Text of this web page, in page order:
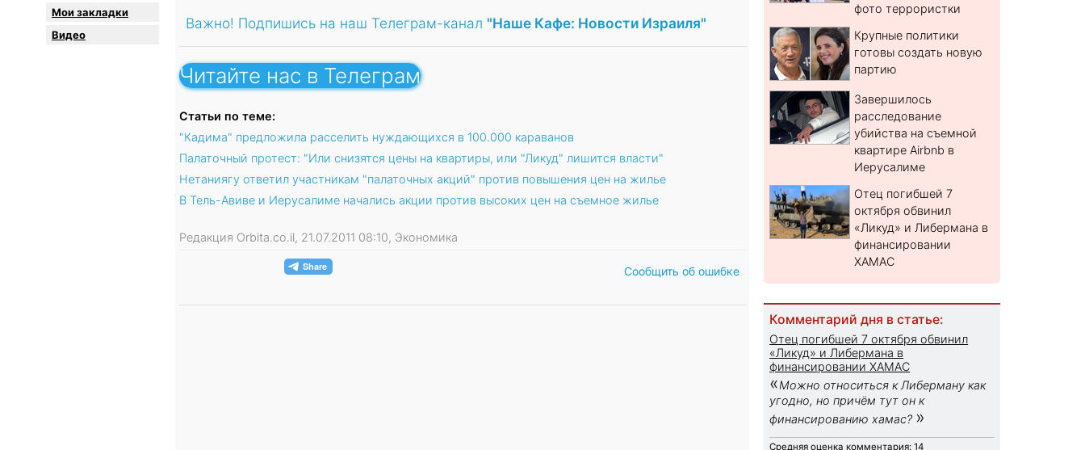
Мои закладки
Видео
Важно! Подпишись на наш Телеграм-канал "Наше Кафе: Новости Израиля"
Читайте нас в Телеграм
Статьи по теме:
"Кадима" предложила расселить нуждающихся в 100.000 караванов
Палаточный протест: "Или снизятся цены на квартиры, или "Ликуд" лишится власти"
Нетаниягу ответил участникам "палаточных акций" против повышения цен на жилье
В Тель-Авиве и Иерусалиме начались акции против высоких цен на съемное жилье
Редакция Orbita.co.il, 21.07.2011 08:10, Экономика
Сообщить об ошибке
фото террористки
Крупные политики
готовы создать новую
партию
Завершилось
расследование
убийства на съемной
квартире Airbnb в
Иерусалиме
Отец погибшей 7
октября обвинил
«Ликуд» и Либермана в
финансировании
ХАМАС
Комментарий дня в статье:
Отец погибшей 7 октября обвинил
«Ликуд» и Либермана в
финансировании ХАМАС
«Можно относиться к Либерману как
угодно, но причём тут он к
финансированию хамас? »
Средняя оценка комментария: 14